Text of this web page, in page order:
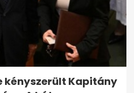
kényszerült Kapitány